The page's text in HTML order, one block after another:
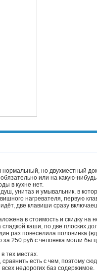
но двухместный
или на какую-
в кухне нет.
унитаз и умывальник, в
нагревателя, первую
две клавиши сразу
в стоимость и скидку на
каши, по две плоских
раз повеселила половинка
250 руб с человека могли бы
тех местах.
есть с чем, поэтому
недорогих баз содержимое.